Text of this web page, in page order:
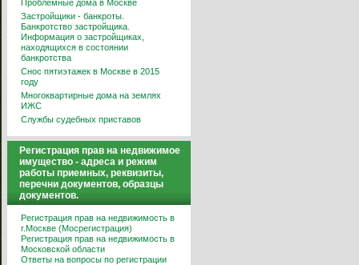
Проблемные дома в Москве
Застройщики - банкроты.
Банкротство застройщика.
Информация о застройщиках,
находящихся в состоянии
банкротства
Снос пятиэтажек в Москве в 2015
году
Многоквартирные дома на землях
ИЖС
Службы судебных приставов
Регистрация прав на недвижимое
имущество - адреса и режим
работы приемных, реквизиты,
перечни документов, образцы
документов.
Регистрация прав на недвижимость в
г.Москве (Мосрегистрация)
Регистрация прав на недвижимость в
Московской области
Ответы на вопросы по регистрации